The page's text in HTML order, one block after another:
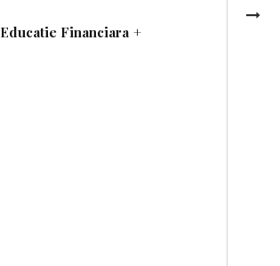
Educatie Financiara +